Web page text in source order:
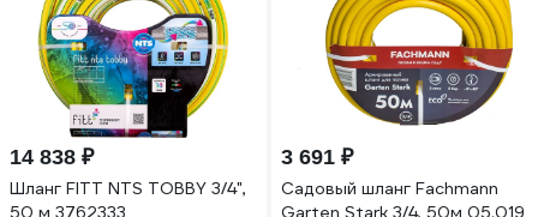
14 838 ₽
Шланг FITT NTS TOBBY 3/4",
50 м 3762333
3 691 ₽
Садовый шланг Fachmann
Garten Stark 3/4, 50м 05.019